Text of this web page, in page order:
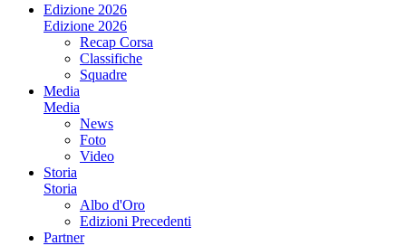
Edizione 2026
Edizione 2026
Recap Corsa
Classifiche
Squadre
Media
Media
News
Foto
Video
Storia
Storia
Albo d'Oro
Edizioni Precedenti
Partner